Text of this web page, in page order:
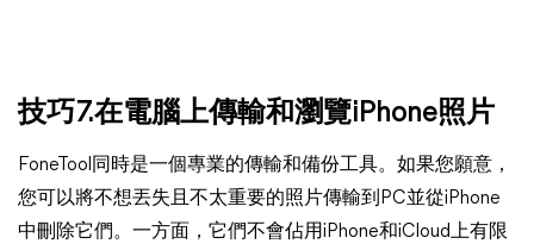
技巧7.在電腦上傳輸和瀏覽iPhone照片
FoneTool同時是一個專業的傳輸和備份工具。如果您願意，
您可以將不想丟失且不太重要的照片傳輸到PC並從iPhone
中刪除它們。一方面，它們不會佔用iPhone和iCloud上有限